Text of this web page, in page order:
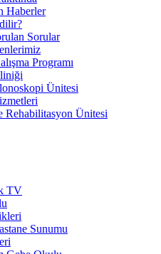
Haberler
Sorular
Programı
Ünitesi
Rehabilitasyon Ünitesi
TV
Sunumu